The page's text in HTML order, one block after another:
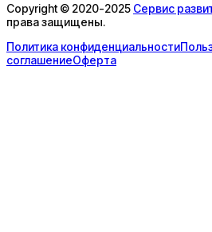
Copyright © 2020-2025 Сервис
права защищены.
Политика конфиденциальности
соглашениеОферта